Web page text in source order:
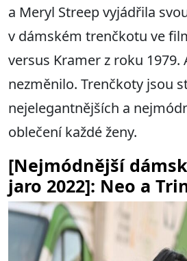
a Meryl Streep vyjádřila
v dámském trenčkotu ve
versus Kramer z roku 1979.
nezměnilo. Trenčkoty jsou
nejelegantnějších a
oblečení každé ženy.
[Nejmódnější
jaro 2022]: Neo a